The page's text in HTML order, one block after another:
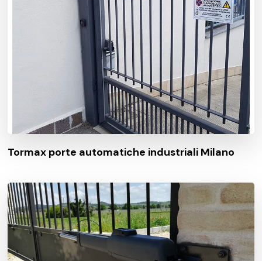
Tormax porte automatiche industriali Milano